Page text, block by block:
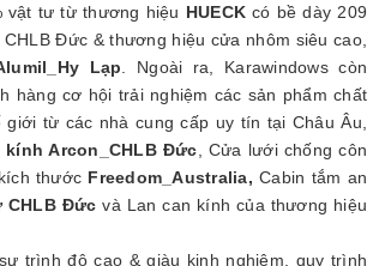
vật tư từ thương hiệu HUECK có bề dày 209
Đức & thương hiệu cửa nhôm siêu cao,
Lạp . Ngoài ra, Karawindows còn
hàng cơ hội trải nghiệm các sản phẩm chất
từ các nhà cung cấp uy tín tại Châu Âu,
kính Arcon_CHLB Đức , Cửa lưới chống côn
thước Freedom_Australia, Cabin tắm an
CHLB Đức và Lan can kính của thương hiệu
trình độ cao & giàu kinh nghiệm, quy trình